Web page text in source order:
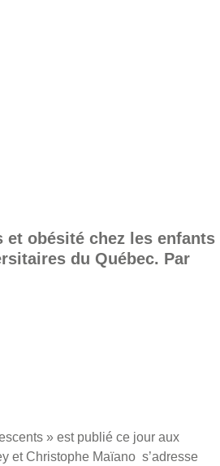
obésité chez les enfants
du Québec. Par
» est publié ce jour aux
et Christophe Maïano s’adresse